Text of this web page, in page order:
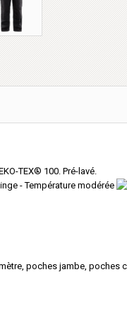
TEX® 100. Pré-lavé.
poches jambe, poches